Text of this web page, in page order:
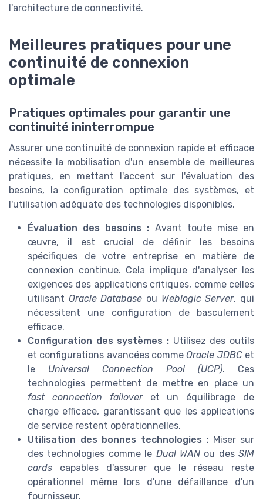
l'architecture de connectivité.
Meilleures pratiques pour une
continuité de connexion
optimale
Pratiques optimales pour garantir une
continuité ininterrompue
Assurer une continuité de connexion rapide et efficace
nécessite la mobilisation d'un ensemble de meilleures
pratiques, en mettant l'accent sur l'évaluation des
besoins, la configuration optimale des systèmes, et
l'utilisation adéquate des technologies disponibles.
Évaluation des besoins : Avant toute mise en
œuvre, il est crucial de définir les besoins
spécifiques de votre entreprise en matière de
connexion continue. Cela implique d'analyser les
exigences des applications critiques, comme celles
utilisant Oracle Database ou Weblogic Server, qui
nécessitent une configuration de basculement
efficace.
Configuration des systèmes : Utilisez des outils
et configurations avancées commeOracle JDBCet
le Universal Connection Pool (UCP). Ces
technologies permettent de mettre en place un
fast connection failoveret un équilibrage de
charge efficace, garantissant que les applications
de service restent opérationnelles.
Utilisation des bonnes technologies : Miser sur
des technologies comme le Dual WANou des SIM
cards capables d'assurer que le réseau reste
opérationnel même lors d'une défaillance d'un
fournisseur.